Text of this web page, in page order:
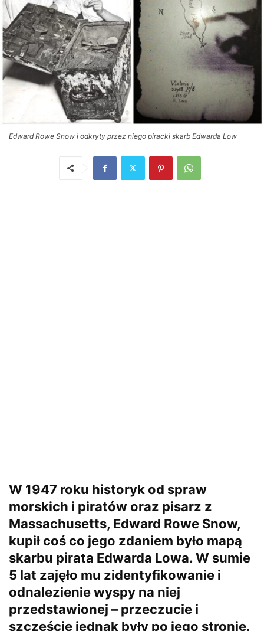
Edward Rowe Snow i odkryty przez niego piracki skarb Edwarda Low
W 1947 roku historyk od spraw
morskich i piratów oraz pisarz z
Massachusetts, Edward Rowe Snow,
kupił coś co jego zdaniem było mapą
skarbu pirata Edwarda Lowa. W sumie
5 lat zajęło mu zidentyfikowanie i
odnalezienie wyspy na niej
przedstawionej – przeczucie i
szczęście jednak były po jego stronie.